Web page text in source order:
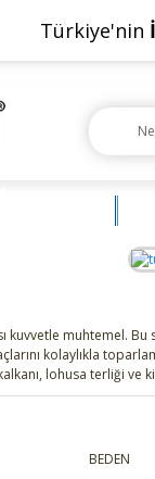
Türkiye'nin
muhtemel.
kolaylıkla
lohusa terliği
BEDEN